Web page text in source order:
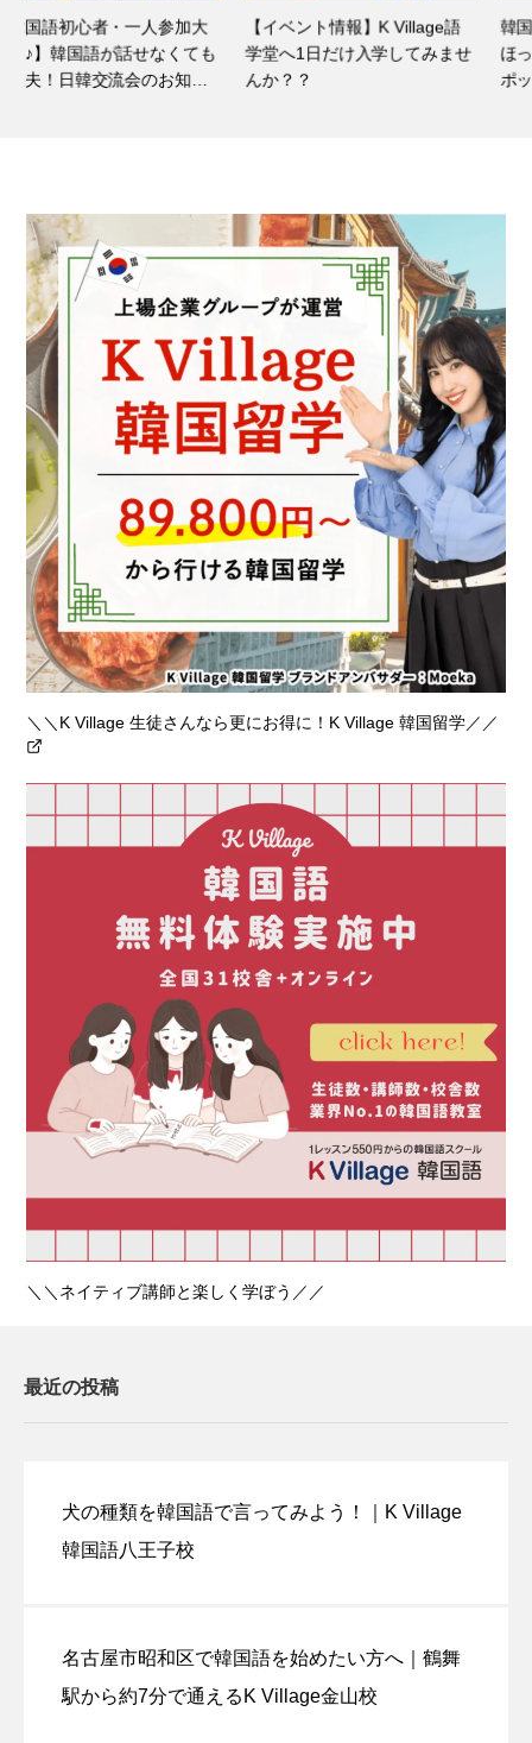
【イベント情報】K Village語
学堂へ1日だけ入学してみませ
んか？？
韓国料理「ポッサム」とは？
ほっとくだけで簡単！手作り
ポッサムのレシピをご紹介☆
＼＼K Village 生徒さんなら更にお得に！K Village 韓国留学／／
＼＼ネイティブ講師と楽しく学ぼう／／
最近の投稿
犬の種類を韓国語で言ってみよう！｜K Village
韓国語八王子校
名古屋市昭和区で韓国語を始めたい方へ｜鶴舞
駅から約7分で通えるK Village金山校